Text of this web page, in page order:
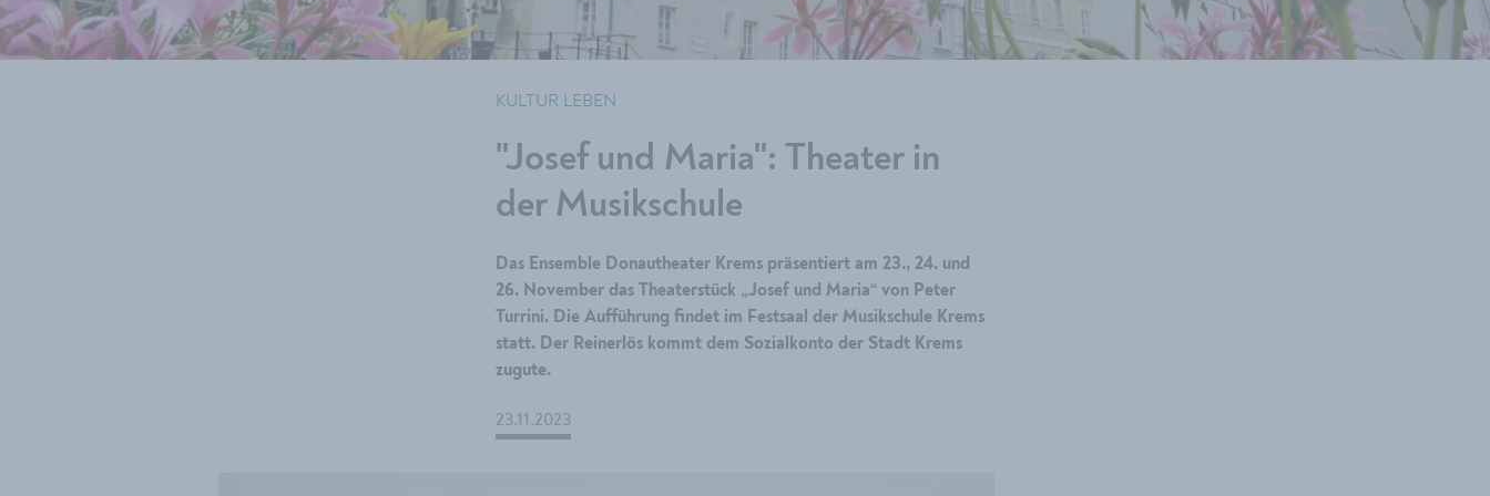
KULTUR LEBEN
"Josef und Maria": Theater in
der Musikschule
Das Ensemble Donautheater Krems präsentiert am 23., 24. und
26. November das Theaterstück „Josef und Maria“ von Peter
Turrini. Die Aufführung findet im Festsaal der Musikschule Krems
statt. Der Reinerlös kommt dem Sozialkonto der Stadt Krems
zugute.
23.11.2023